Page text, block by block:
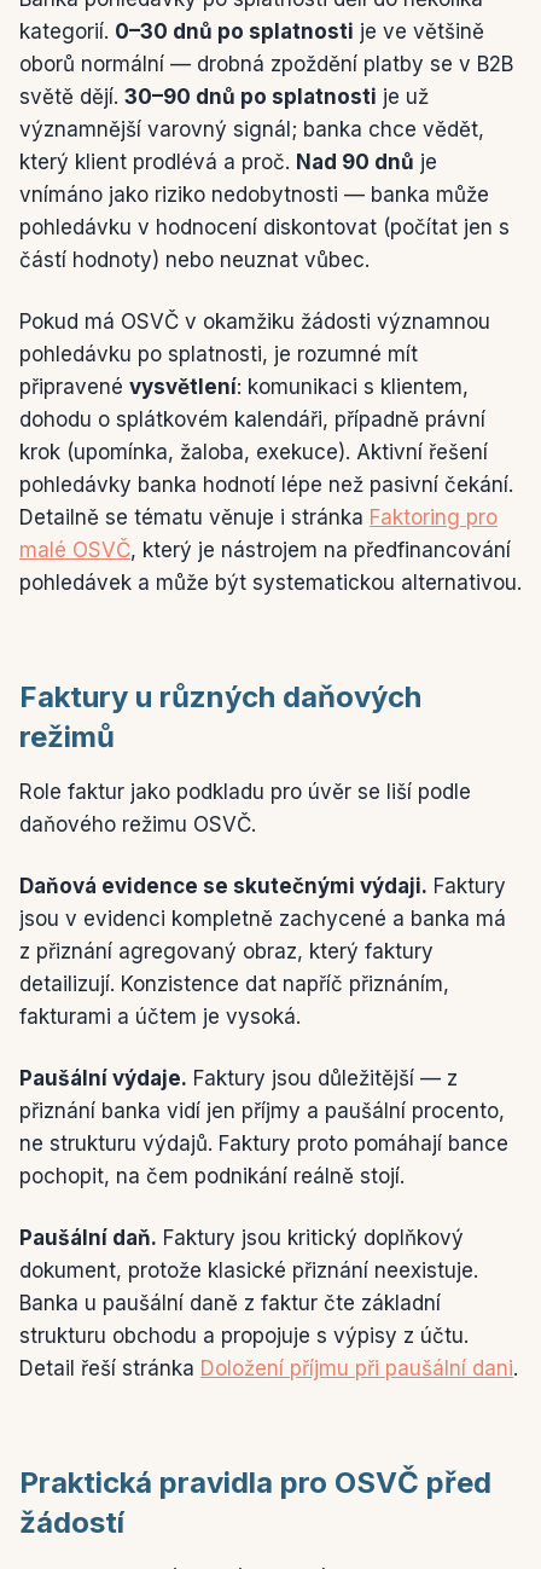
kategorií. 0–30 dnů po splatnosti je ve většině
oborů normální — drobná zpoždění platby se v B2B
světě dějí. 30–90 dnů po splatnosti je už
významnější varovný signál; banka chce vědět,
který klient prodlévá a proč. Nad 90 dnů je
vnímáno jako riziko nedobytnosti — banka může
pohledávku v hodnocení diskontovat (počítat jen s
částí hodnoty) nebo neuznat vůbec.
Pokud má OSVČ v okamžiku žádosti významnou
pohledávku po splatnosti, je rozumné mít
připravené vysvětlení: komunikaci s klientem,
dohodu o splátkovém kalendáři, případně právní
krok (upomínka, žaloba, exekuce). Aktivní řešení
pohledávky banka hodnotí lépe než pasivní čekání.
Detailně se tématu věnuje i stránka Faktoring pro
malé OSVČ, který je nástrojem na předfinancování
pohledávek a může být systematickou alternativou.
Faktury u různých daňových
režimů
Role faktur jako podkladu pro úvěr se liší podle
daňového režimu OSVČ.
Daňová evidence se skutečnými výdaji. Faktury
jsou v evidenci kompletně zachycené a banka má
z přiznání agregovaný obraz, který faktury
detailizují. Konzistence dat napříč přiznáním,
fakturami a účtem je vysoká.
Paušální výdaje. Faktury jsou důležitější — z
přiznání banka vidí jen příjmy a paušální procento,
ne strukturu výdajů. Faktury proto pomáhají bance
pochopit, na čem podnikání reálně stojí.
Paušální daň. Faktury jsou kritický doplňkový
dokument, protože klasické přiznání neexistuje.
Banka u paušální daně z faktur čte základní
strukturu obchodu a propojuje s výpisy z účtu.
Detail řeší stránka Doložení příjmu při paušální dani.
Praktická pravidla pro OSVČ před
žádostí